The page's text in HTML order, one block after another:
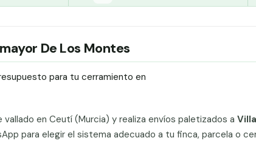
De Los Montes
para tu cerramiento en
en Ceutí (Murcia) y realiza envíos paletizados a
para elegir el sistema adecuado a tu finca, parcela o